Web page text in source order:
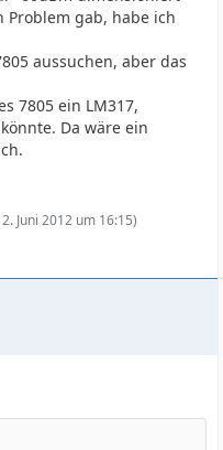
Problem gab, habe ich
aussuchen, aber das
7805 ein LM317,
Da wäre ein
Juni 2012 um 16:15)